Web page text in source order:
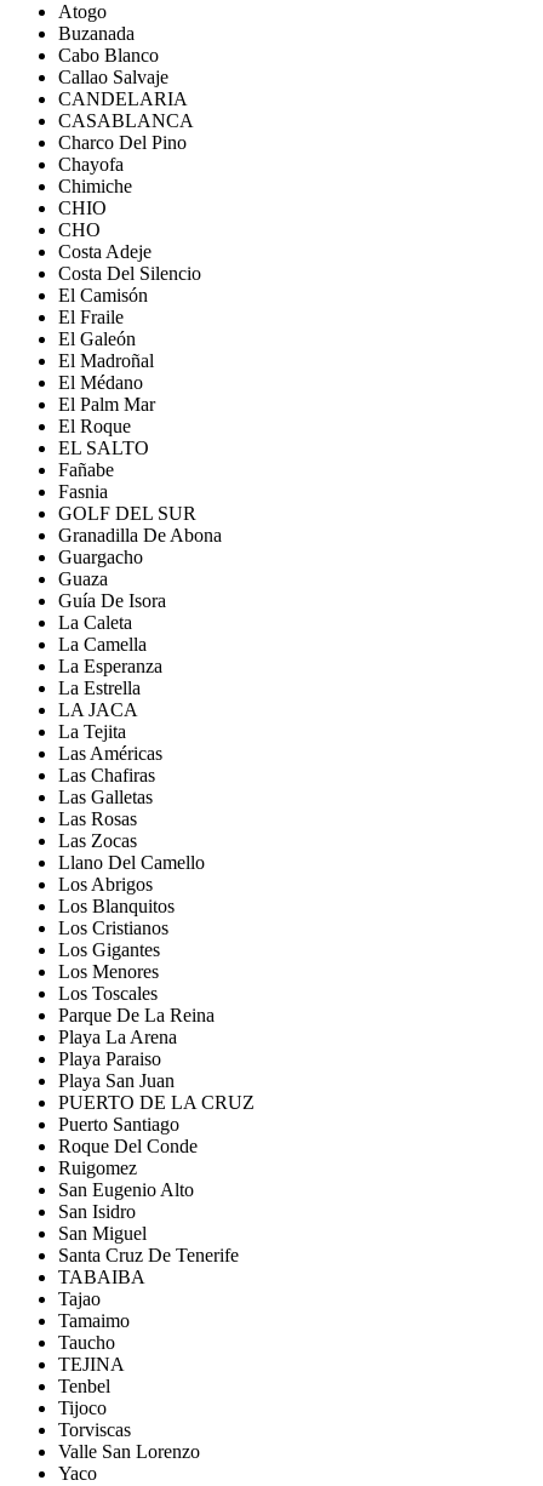
Atogo
Buzanada
Cabo Blanco
Callao Salvaje
CANDELARIA
CASABLANCA
Charco Del Pino
Chayofa
Chimiche
CHIO
CHO
Costa Adeje
Costa Del Silencio
El Camisón
El Fraile
El Galeón
El Madroñal
El Médano
El Palm Mar
El Roque
EL SALTO
Fañabe
Fasnia
GOLF DEL SUR
Granadilla De Abona
Guargacho
Guaza
Guía De Isora
La Caleta
La Camella
La Esperanza
La Estrella
LA JACA
La Tejita
Las Américas
Las Chafiras
Las Galletas
Las Rosas
Las Zocas
Llano Del Camello
Los Abrigos
Los Blanquitos
Los Cristianos
Los Gigantes
Los Menores
Los Toscales
Parque De La Reina
Playa La Arena
Playa Paraiso
Playa San Juan
PUERTO DE LA CRUZ
Puerto Santiago
Roque Del Conde
Ruigomez
San Eugenio Alto
San Isidro
San Miguel
Santa Cruz De Tenerife
TABAIBA
Tajao
Tamaimo
Taucho
TEJINA
Tenbel
Tijoco
Torviscas
Valle San Lorenzo
Yaco